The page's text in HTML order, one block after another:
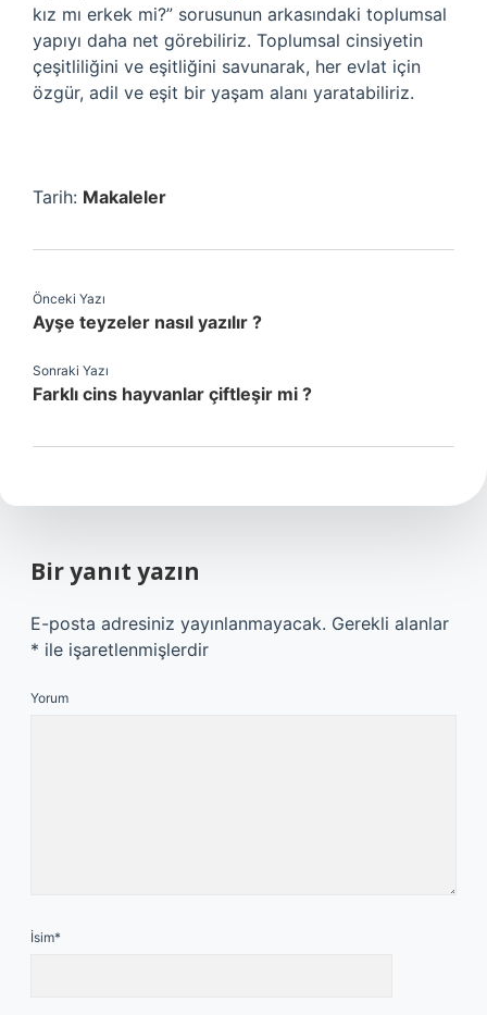
kız mı erkek mi?” sorusunun arkasındaki toplumsal
yapıyı daha net görebiliriz. Toplumsal cinsiyetin
çeşitliliğini ve eşitliğini savunarak, her evlat için
özgür, adil ve eşit bir yaşam alanı yaratabiliriz.
Tarih: Makaleler
Önceki Yazı
Ayşe teyzeler nasıl yazılır ?
Sonraki Yazı
Farklı cins hayvanlar çiftleşir mi ?
Bir yanıt yazın
E-posta adresiniz yayınlanmayacak. Gerekli alanlar
* ile işaretlenmişlerdir
Yorum
İsim*